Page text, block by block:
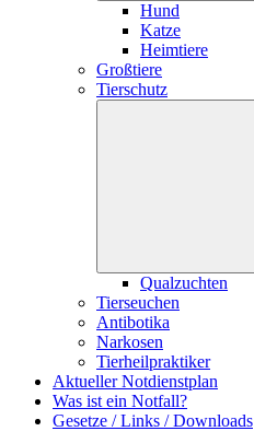
Hund
Katze
Heimtiere
Großtiere
Tierschutz
Qualzuchten
Tierseuchen
Antibotika
Narkosen
Tierheilpraktiker
Aktueller Notdienstplan
Was ist ein Notfall?
Gesetze / Links / Downloads